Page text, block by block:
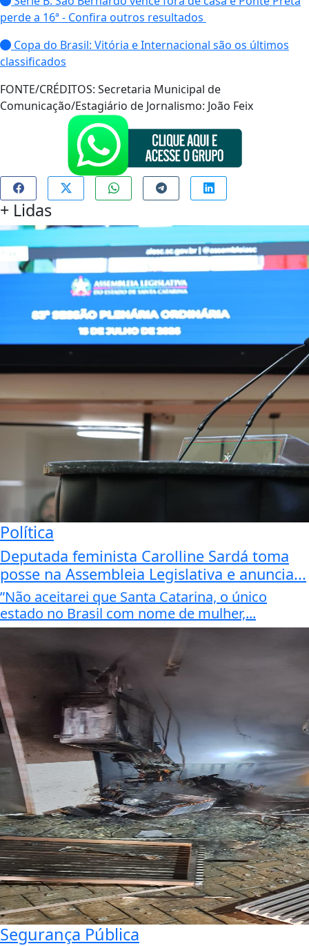
perde a 16ª - Confira outros resultados
Copa do Brasil: Vitória e Internacional são os últimos
classificados
FONTE/CRÉDITOS: Secretaria Municipal de
Comunicação/Estagiário de Jornalismo: João Feix
+ Lidas
Política
Deputada feminista Carolline Sardá toma
posse na Assembleia Legislativa e anuncia...
”Não aceitarei que Santa Catarina, o único
estado no Brasil com nome de mulher,...
Segurança Pública